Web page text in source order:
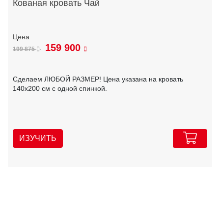
Кованая кровать Чай
199 875 159 900
Сделаем ЛЮБОЙ РАЗМЕР! Цена указана на кровать
140х200 см с одной спинкой.
ИЗУЧИТЬ